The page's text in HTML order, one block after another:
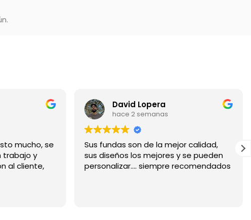
mucho, se
trabajo y
al cliente,
David Lopera
hace 2 semanas
Sus fundas son de la mejor calidad,
sus diseños los mejores y se pueden
personalizar.... siempre recomendados